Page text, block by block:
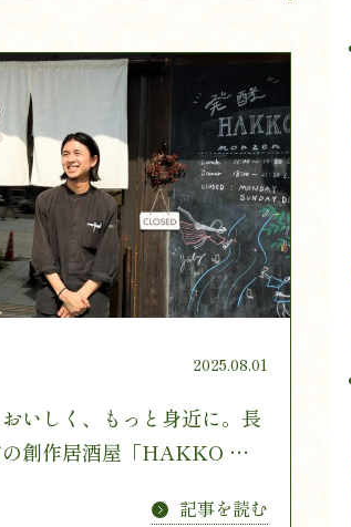
2025.08.01
いしく、もっと身近に。長
創作居酒屋「HAKKO MO
記事を読む